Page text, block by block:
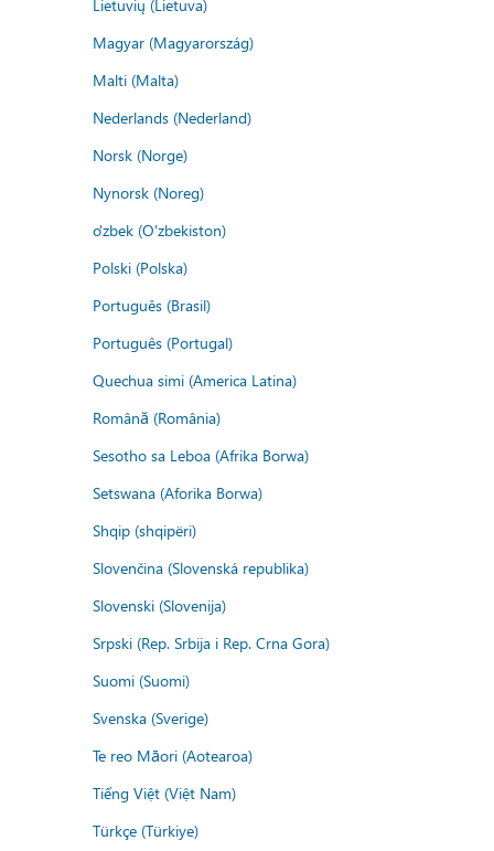
Lietuvių (Lietuva)
Magyar (Magyarország)
Malti (Malta)
Nederlands (Nederland)
Norsk (Norge)
Nynorsk (Noreg)
o'zbek (O'zbekiston)
Polski (Polska)
Português (Brasil)
Português (Portugal)
Quechua simi (America Latina)
Română (România)
Sesotho sa Leboa (Afrika Borwa)
Setswana (Aforika Borwa)
Shqip (shqipëri)
Slovenčina (Slovenská republika)
Slovenski (Slovenija)
Srpski (Rep. Srbija i Rep. Crna Gora)
Suomi (Suomi)
Svenska (Sverige)
Te reo Māori (Aotearoa)
Tiếng Việt (Việt Nam)
Türkçe (Türkiye)